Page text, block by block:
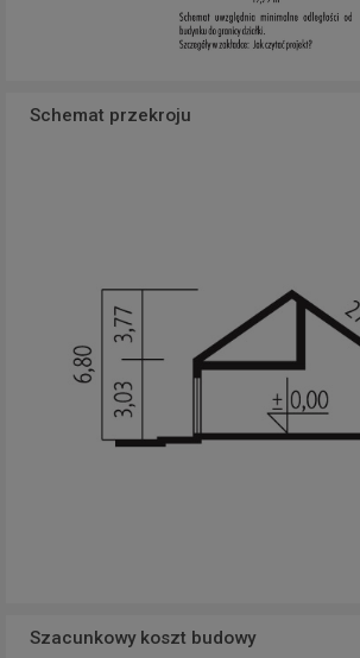
Schemat przekroju
Szacunkowy koszt budowy